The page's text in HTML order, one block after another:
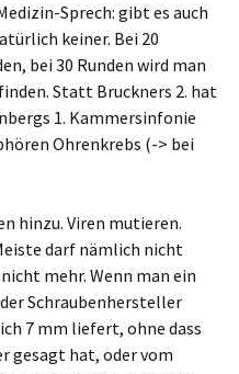
Sprech: gibt es auch
keiner. Bei 20
bei 30 Runden wird man
Statt Bruckners 2. hat
1. Kammersinfonie
Ohrenkrebs (-> bei
hinzu. Viren mutieren.
darf nämlich nicht
mehr. Wenn man ein
Schraubenhersteller
7 mm liefert, ohne dass
gesagt hat, oder vom